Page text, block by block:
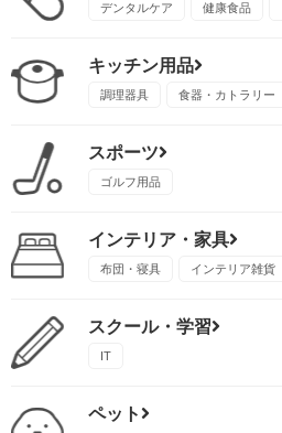
デンタルケア 健康食品
キッチン用品
調理器具 食器・カトラリー
スポーツ
ゴルフ用品
インテリア・家具
布団・寝具 インテリア雑貨
スクール・学習
IT
ペット